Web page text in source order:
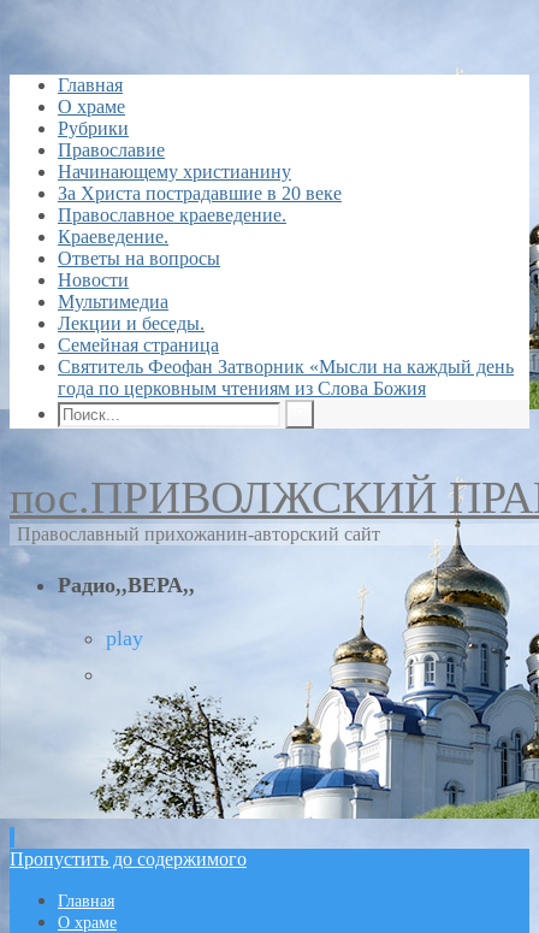
Главная
О храме
Рубрики
Православие
Начинающему христианину
За Христа пострадавшие в 20 веке
Православное краеведение.
Краеведение.
Ответы на вопросы
Новости
Мультимедиа
Лекции и беседы.
Семейная страница
Святитель Феофан Затворник «Мысли на каждый день
года по церковным чтениям из Слова Божия
пос.ПРИВОЛЖСКИЙ
Православный прихожанин-авторский сайт
Радио,,ВЕРА,,
play
Пропустить до содержимого
Главная
О храме